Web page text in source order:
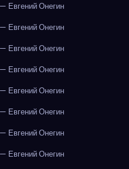
Евгений Онегин
Евгений Онегин
Евгений Онегин
Евгений Онегин
Евгений Онегин
Евгений Онегин
Евгений Онегин
Евгений Онегин